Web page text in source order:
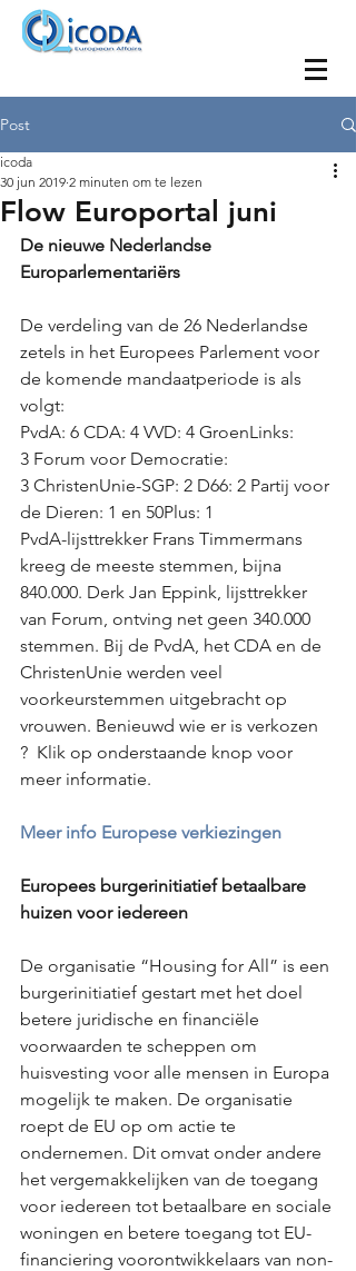
Post
Flow Europortal juni
icoda
30 jun 2019 2 minuten om te lezen
De nieuwe Nederlandse
Europarlementariërs
De verdeling van de 26 Nederlandse
zetels in het Europees Parlement voor
de komende mandaatperiode is als
volgt:
PvdA: 6 CDA: 4 VVD: 4 GroenLinks:
3 Forum voor Democratie:
3 ChristenUnie-SGP: 2 D66: 2 Partij voor
de Dieren: 1 en 50Plus: 1
PvdA-lijsttrekker Frans Timmermans
kreeg de meeste stemmen, bijna
840.000. Derk Jan Eppink, lijsttrekker
van Forum, ontving net geen 340.000
stemmen. Bij de PvdA, het CDA en de
ChristenUnie werden veel
voorkeurstemmen uitgebracht op
vrouwen. Benieuwd wie er is verkozen
?  Klik op onderstaande knop voor
meer informatie.
Meer info Europese verkiezingen
Europees burgerinitiatief betaalbare
huizen voor iedereen
De organisatie “Housing for All” is een
burgerinitiatief gestart met het doel
betere juridische en financiële
voorwaarden te scheppen om
huisvesting voor alle mensen in Europa
mogelijk te maken. De organisatie
roept de EU op om actie te
ondernemen. Dit omvat onder andere
het vergemakkelijken van de toegang
voor iedereen tot betaalbare en sociale
woningen en betere toegang tot EU-
financiering voorontwikkelaars van non-